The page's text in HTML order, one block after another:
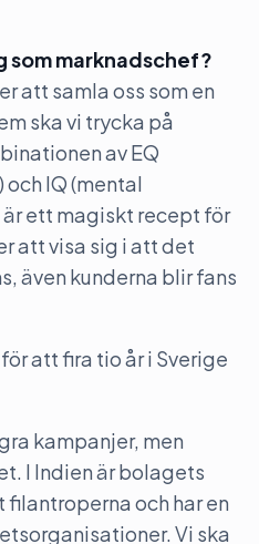
som marknadschef?
att samla oss som en
ska vi trycka på
av EQ
IQ (mental
ett magiskt recept för
att visa sig i att det
även kunderna blir fans
att fira tio år i Sverige
kampanjer, men
I Indien är bolagets
filantroperna och har en
Vi ska